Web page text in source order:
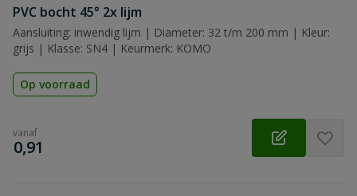
Beoordeling versturen
PVC bocht 45° 2x lijm
Aansluiting: inwendig lijm | Diameter: 32 t/m 200 mm | Kleur:
grijs | Klasse: SN4 | Keurmerk: KOMO
Op voorraad
vanaf
€
0,91